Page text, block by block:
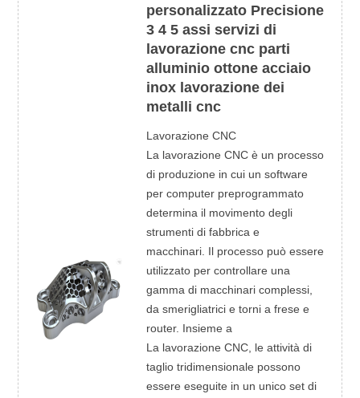
personalizzato Precisione
3 4 5 assi servizi di
lavorazione cnc parti
alluminio ottone acciaio
inox lavorazione dei
metalli cnc
Lavorazione CNC
La lavorazione CNC è un processo
di produzione in cui un software
per computer preprogrammato
determina il movimento degli
strumenti di fabbrica e
macchinari. Il processo può essere
utilizzato per controllare una
gamma di macchinari complessi,
da smerigliatrici e torni a frese e
router. Insieme a
La lavorazione CNC, le attività di
taglio tridimensionale possono
essere eseguite in un unico set di